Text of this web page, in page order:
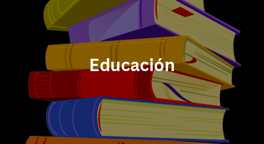
Educación